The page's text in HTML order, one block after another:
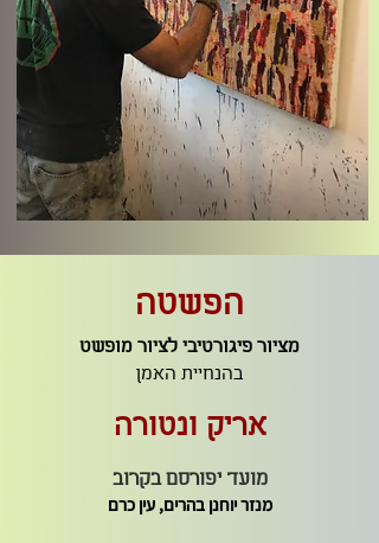
הפשטה
מציור פיגורטיבי לציור מופשט
בהנחיית האמן
אריק ונטורה
מועד יפורסם בקרוב
מנזר יוחנן בהרים, עין כרם